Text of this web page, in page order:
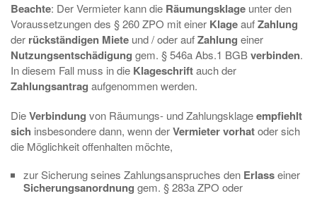
Beachte: Der Vermieter kann die Räumungsklage unter den
Voraussetzungen des § 260 ZPO mit einer KlageaufZahlung
der rückständigen Miete und / oder aufZahlung einer
Nutzungsentschädigung gem. § 546a Abs.1 BGBverbinden.
In diesem Fall muss in die Klageschriftauch der
Zahlungsantrag aufgenommen werden.
DieVerbindung von Räumungs- und Zahlungsklageempfiehlt
sich insbesondere dann, wenn derVermieter vorhatoder sich
die Möglichkeit offenhalten möchte,
zur Sicherung seines Zahlungsanspruches den Erlasseiner
Sicherungsanordnung gem. § 283a ZPO oder